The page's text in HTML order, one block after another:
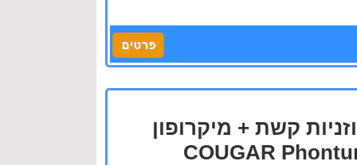
קשת + מיקרופון
COUGAR